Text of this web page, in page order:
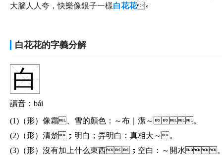
大腦人人夸，快樂像銀子一樣白花花。
白花花的字義分解
白
讀音：bái
(1)（形）像霜、雪的顏色： ～布｜潔～。
(2)（形）清楚；明白；弄明白： 真相大～。
(3)（形）沒有加上什么東西；空白： ～開水